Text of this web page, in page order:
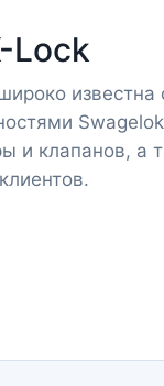
Lock
и клапанов, а